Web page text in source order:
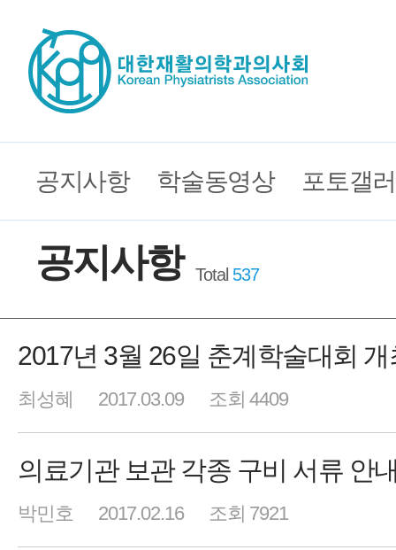
공지사항 학술동영상 포토갤
공지사항 Total 537
2017년 3월 26일 춘계학술대회 개
최성혜 2017.03.09 조회 4409
의료기관 보관 각종 구비 서류 안
박민호 2017.02.16 조회 7921